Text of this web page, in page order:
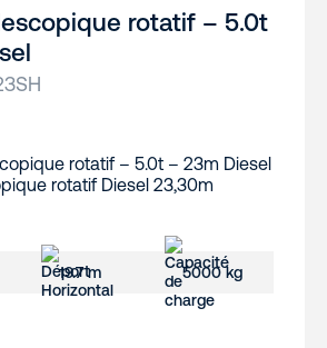
rotatif – 5.0t
19.7 m 5000 kg